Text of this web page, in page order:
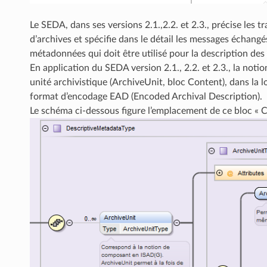
Le SEDA, dans ses versions 2.1.,2.2. et 2.3., précise les
d’archives et spécifie dans le détail les messages
métadonnées qui doit être utilisé pour la description
En application du SEDA version 2.1., 2.2. et 2.3., la
unité archivistique (ArchiveUnit, bloc Content), dans la
format d’encodage EAD (Encoded Archival Description).
Le schéma ci-dessous figure l’emplacement de ce bloc